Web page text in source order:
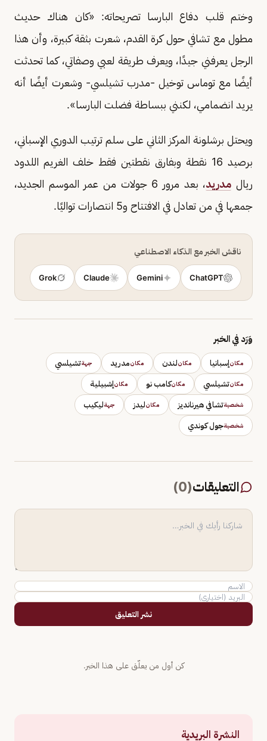
وختم قلب دفاع البارسا تصريحاته: «كان هناك حديث
مطول مع تشافي حول كرة القدم، شعرت بثقة كبيرة، وأن هذا
الرجل يعرفني جيدًا، ويعرف طريقة لعبي وصفاتي، كما تحدثت
أيضًا مع توماس توخيل -مدرب تشيلسي- وشعرت أيضًا أنه
يريد انضمامي، لكنني ببساطة فضلت البارسا».
ويحتل برشلونة المركز الثاني على سلم ترتيب الدوري الإسباني،
برصيد 16 نقطة وبفارق نقطتين فقط خلف الغريم اللدود
ريال مدريد
، بعد مرور 6 جولات من عمر الموسم الجديد،
جمعها في من تعادل في الافتتاح و5 انتصارات تواليًا.
ناقش الخبر مع الذكاء الاصطناعي
ChatGPT
Gemini
Claude
Grok
وَرَد في الخبر
مكانإسبانيا مكانلندن مكانمدريد جهةتشيلسي
مكانتشيلسي مكانكامب نو مكانإشبيلية
شخصيةتشافي هيرنانديز مكانليدز جهةليكيب
شخصيةجول كوندي
التعليقات(
0
)
نشر التعليق
كن أول من يعلّق على هذا الخبر.
النشرة البريدية